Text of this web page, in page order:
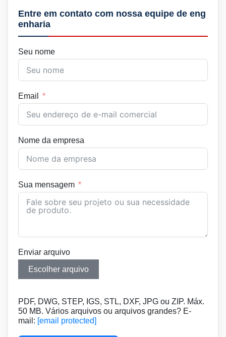
Entre em contato com nossa equipe de eng
enharia
Seu nome
Email
Nome da empresa
Sua mensagem
Enviar arquivo
Escolher arquivo
PDF, DWG, STEP, IGS, STL, DXF, JPG ou ZIP. Máx.
50 MB. Vários arquivos ou arquivos grandes? E-
mail: [email protected]